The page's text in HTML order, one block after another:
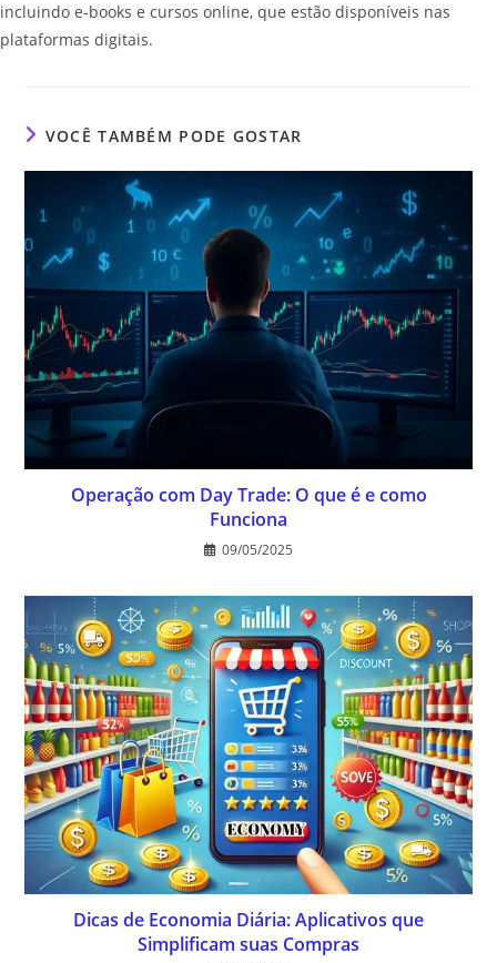
incluindo e-books e cursos online, que estão disponíveis nas
plataformas digitais.
VOCÊ TAMBÉM PODE GOSTAR
Operação com Day Trade: O que é e como
Funciona
09/05/2025
Dicas de Economia Diária: Aplicativos que
Simplificam suas Compras